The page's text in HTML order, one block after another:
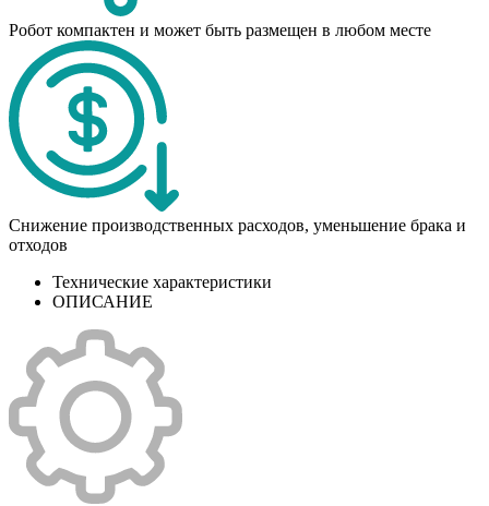
Робот компактен и может быть размещен в любом месте
Снижение производственных расходов, уменьшение брака и
отходов
Технические характеристики
ОПИСАНИЕ